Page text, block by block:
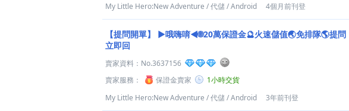
My Little Hero:New Adventure /代儲/Android 4個月前刊登
【提問開單】
►哦嗨唷◄🌐20萬保證金🔮火速儲值🌏免排隊🌎提問
立即回
賣家資料： No.3637156
賣家服務：
保證金賣家
1小時交貨
My Little Hero:New Adventure /代儲/Android 3年前刊登